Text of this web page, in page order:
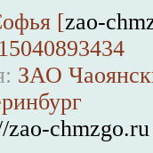
[zao-
ЗАО
zao-chmzgo.ru